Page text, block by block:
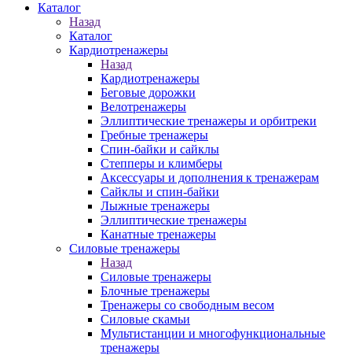
Каталог
Назад
Каталог
Кардиотренажеры
Назад
Кардиотренажеры
Беговые дорожки
Велотренажеры
Эллиптические тренажеры и орбитреки
Гребные тренажеры
Спин-байки и сайклы
Степперы и климберы
Аксессуары и дополнения к тренажерам
Сайклы и спин-байки
Лыжные тренажеры
Эллиптические тренажеры
Канатные тренажеры
Силовые тренажеры
Назад
Силовые тренажеры
Блочные тренажеры
Тренажеры со свободным весом
Силовые скамьи
Мультистанции и многофункциональные
тренажеры